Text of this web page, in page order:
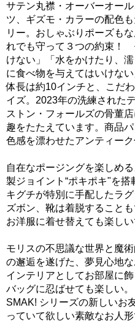
サテン丸襟・オーバーオー
ツ、ギズモ・カラーの配色
リー。おしゃぶりポーズも
れでも守って３つの約束！
けない」「水をかけたり、
に食べ物を与えてはいけない
体長は約10インチと、こだ
イズ。2023年の洗練された
ストン・フォールズの骨董
趣をたたえています。商品
色感を漂わせたアンティーク
自在なポージングを楽しめ
製ジョイント“ポキポキ"を
キグチが特別に手配したラ
ズボン、靴は着脱すること
お洋服に着せ替えても楽しい
モリスの不思議な世界と魔
の邂逅を遂げた、夢見心地
インテリアとしてお部屋に
バッグに忍ばせても楽しい。
SMAK! シリーズの新しいお
っていて欲しい素敵なお人形